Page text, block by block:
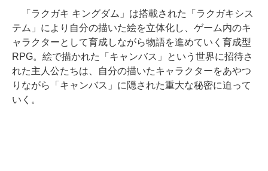
「ラクガキ キングダム」は搭載された「ラクガキシス
テム」により自分の描いた絵を立体化し、ゲーム内のキ
ャラクターとして育成しながら物語を進めていく育成型
RPG。絵で描かれた「キャンバス」という世界に招待さ
れた主人公たちは、自分の描いたキャラクターをあやつ
りながら「キャンバス」に隠された重大な秘密に迫って
いく。